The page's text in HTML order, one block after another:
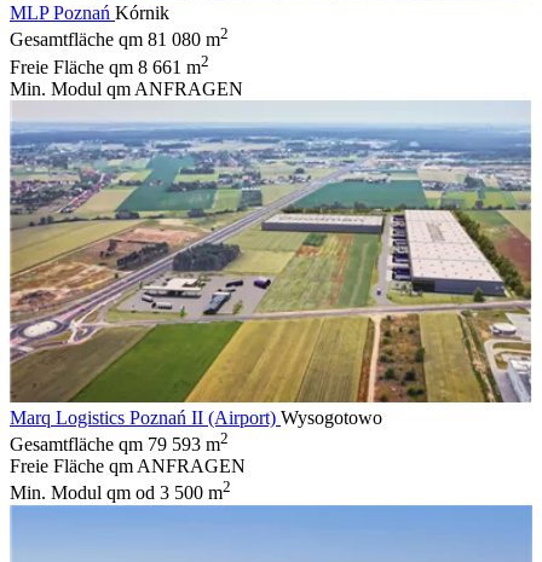
MLP Poznań Kórnik
Gesamtfläche qm 81 080 m2
Freie Fläche qm 8 661 m2
Min. Modul qm ANFRAGEN
Marq Logistics Poznań II (Airport) Wysogotowo
Gesamtfläche qm 79 593 m2
Freie Fläche qmANFRAGEN
Min. Modul qm od 3 500 m2